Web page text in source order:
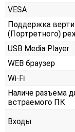
VESA
Поддержка
(Портретного)
USB Media Player
WEB браузер
Wi-Fi
Наличе разъема
встраемого ПК
Входы